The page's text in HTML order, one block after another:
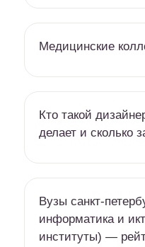
Медицинские
Кто такой
делает и сколько
Вузы санкт-
информатика и
институты) —